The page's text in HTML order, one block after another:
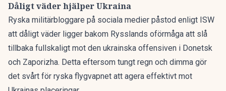
Dåligt väder hjälper Ukraina
Ryska militärbloggare på sociala medier påstod enligt ISW
att dåligt väder ligger bakom Rysslands oförmåga att slå
tillbaka fullskaligt mot den ukrainska offensiven i Donetsk
och Zaporizha. Detta eftersom tungt regn och dimma gör
det svårt för ryska flygvapnet att agera effektivt mot